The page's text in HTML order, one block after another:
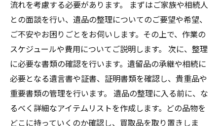
流れを考慮する必要があります。 まずはご家族や相続人
との面談を行い、遺品の整理についてのご要望や希望、
ご不安やお困りごとをお伺いします。その上で、作業の
スケジュールや費用についてご説明します。 次に、整理
に必要な書類の確認を行います。遺留品の承継や相続に
必要となる遺言書や証書、証明書類を確認し、貴重品や
重要書類の管理を行います。 遺品の整理に入る前に、な
るべく詳細なアイテムリストを作成します。どの品物を
どこに持っていくのか確認し、買取品を取り置きしま